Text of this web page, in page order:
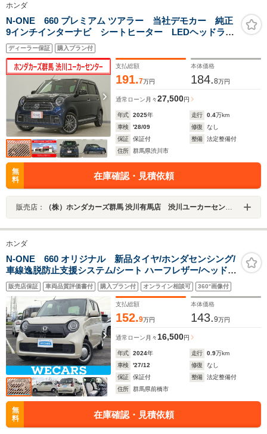
ホンダ
N-ONE 660 プレミアム ツアラー 当社デモカー 純正
9インチインターナビ シートヒーター LEDヘッドライ
ト オートハイビーム 渋滞追従機能付きACC レーン
キープアシスト 衝突軽減ブレーキ 誤発進抑制機能
サイドエアバッグ ETC
ディーラー保証 購入プラン付
支払総額
191.7万円
本体価格
184.8万円
通常ローン 月々27,500円
年式 2025年 走行 0.4万km
車検
'28/09 修復
なし
保証
保証付 整備
法定整備付
住所
群馬県渋川市
無
料
在庫確認・見積依頼
販売店： （株）ホンダカーズ群馬 渋川有馬店 渋川ユーカーセンター
ホンダ
N-ONE 660 オリジナル 新品タイヤ/ホンダセンシング/
車線逸脱防止支援システム/シート ハーフレザー/ヘッドラ
ンプ LED/EBD付ABS/横滑り防止装置/アイドリングスト
ップ/禁煙車/エアバッグ 運転席
販売店保証 車両品質評価書付 購入プラン付 オンライン相談可 360°画像付
支払総額
152.9万円
本体価格
143.9万円
通常ローン 月々16,500円
年式 2024年 走行 0.9万km
車検
'27/12 修復
なし
保証
保証付 整備
法定整備付
住所
群馬県前橋市
無
料
在庫確認・見積依頼